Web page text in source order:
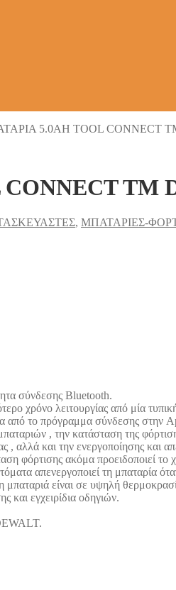
5.0AH TOOL CONNECT
TM
, ΜΠΑΤΑΡΙΕΣ-
σύνδεσης Bluetooth.
χρόνο λειτουργίας από μία
από το πρόγραμμα σύνδεσης στην
, την κατάσταση της
αλλά και την ενεργοποίησης και
φόρτισης ακόμα προειδοποιεί το
απενεργοποιεί τη μπαταρία
είναι σε υψηλή
και εγχειρίδια οδηγιών.